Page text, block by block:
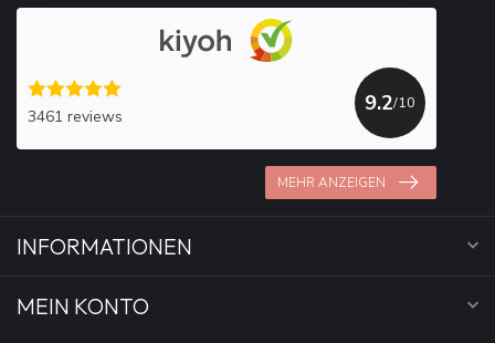
3461 reviews
9.2/10
MEHR ANZEIGEN
INFORMATIONEN
MEIN KONTO